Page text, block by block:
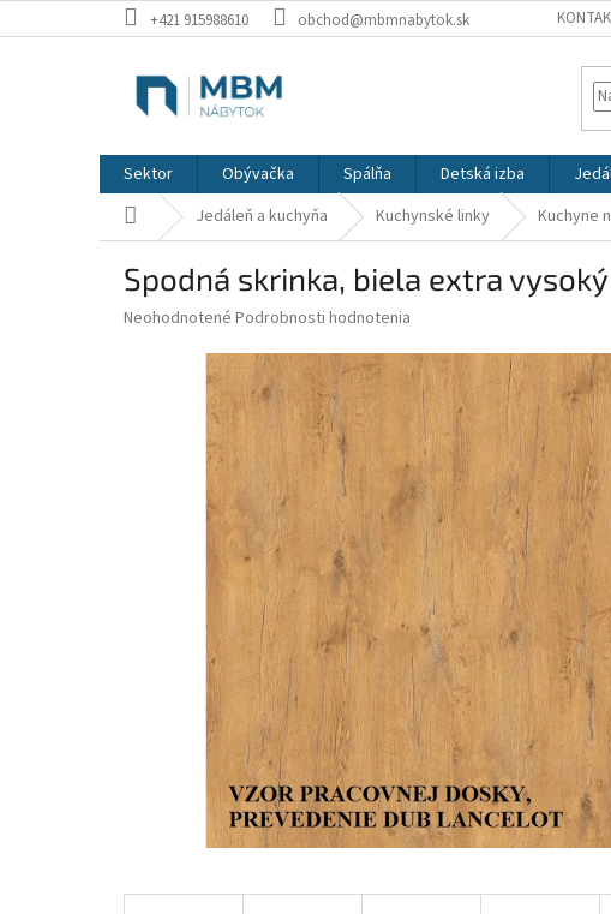
na
+421 915988610 obchod@mbmnabytok.sk
Sektor Obývačka Spálňa Detská izba
Domov Jedáleň a kuchyňa Kuchynské linky Kuchyne
Spodná skrinka, biela extra
Priemerné
hviezdičiek.
Neohodnotené Podrobnosti hodnotenia